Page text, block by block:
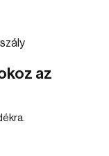
az